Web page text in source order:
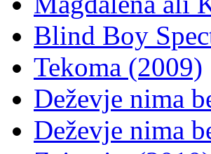
Blind Boy
Tekoma (2009)
Deževje nima
Deževje nima